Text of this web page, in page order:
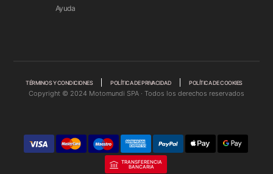
Ayuda
TÉRMINOS Y CONDICIONES POLÍTICA DE PRIVACIDAD POLÍTICA DE COOKIES
Copyright © 2024 Motomundi SPA · Todos los derechos reservados
TRANSFERENCIA
BANCARIA